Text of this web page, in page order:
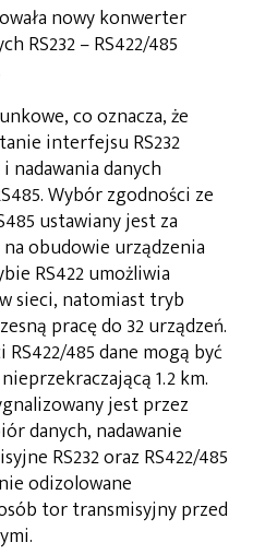
nowy konwerter
RS232 – RS422/485
co oznacza, że
interfejsu RS232
danych
Wybór zgodności ze
ustawiany jest za
obudowie urządzenia
RS422 umożliwia
sieci, natomiast tryb
pracę do 32 urządzeń.
485 dane mogą być
1.2 km.
jest przez
danych, nadawanie
RS232 oraz RS422/485
odizolowane
tor transmisyjny przed